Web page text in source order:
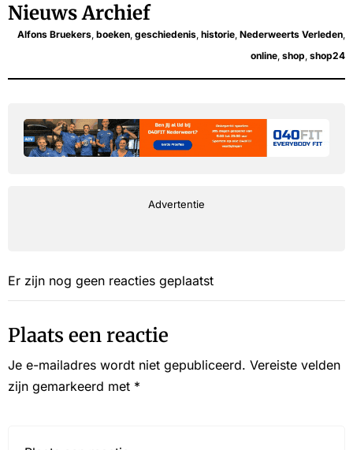
Nieuws Archief
Alfons Bruekers, boeken, geschiedenis, historie, Nederweerts Verleden,
online, shop, shop24
Advertentie
Er zijn nog geen reacties geplaatst
Plaats een reactie
Je e-mailadres wordt niet gepubliceerd. Vereiste velden
zijn gemarkeerd met *